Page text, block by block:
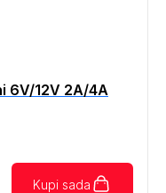
6V/12V 2A/4A
Kupi sada